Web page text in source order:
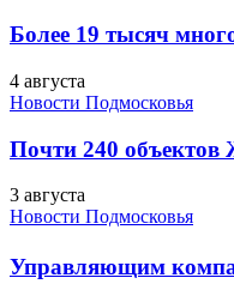
Более 19 тысяч
4 августа
Новости Подмосковья
Почти 240
3 августа
Новости Подмосковья
Управляющим